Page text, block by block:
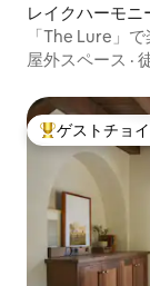
レイクハーモニ
「The Lure」
な休暇を
屋外スペース ·
大好評のゲス
ゲストチョ